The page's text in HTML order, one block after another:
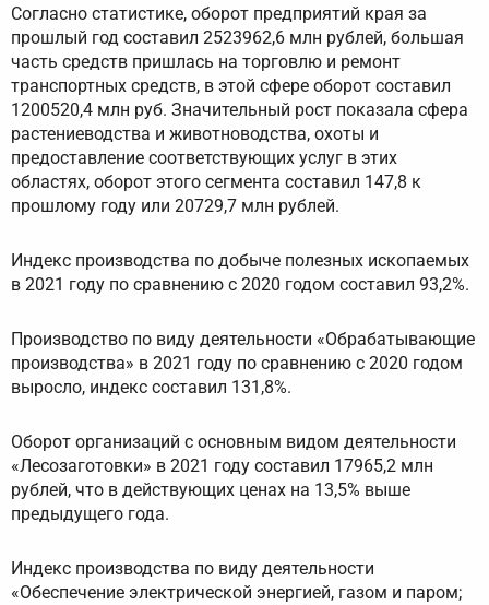
Согласно статистике, оборот предприятий края за
прошлый год составил 2523962,6 млн рублей, большая
часть средств пришлась на торговлю и ремонт
транспортных средств, в этой сфере оборот составил
1200520,4 млн руб. Значительный рост показала сфера
растениеводства и животноводства, охоты и
предоставление соответствующих услуг в этих
областях, оборот этого сегмента составил 147,8 к
прошлому году или 20729,7 млн рублей.
Индекс производства по добыче полезных ископаемых
в 2021 году по сравнению с 2020 годом составил 93,2%.
Производство по виду деятельности «Обрабатывающие
производства» в 2021 году по сравнению с 2020 годом
выросло, индекс составил 131,8%.
Оборот организаций с основным видом деятельности
«Лесозаготовки» в 2021 году составил 17965,2 млн
рублей, что в действующих ценах на 13,5% выше
предыдущего года.
Индекс производства по виду деятельности
«Обеспечение электрической энергией, газом и паром;